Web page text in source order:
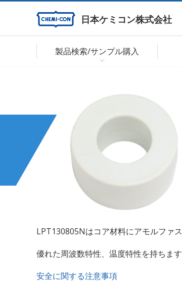
日本ケミコン株式会社
製品検索/サンプル購入
LPT130805Nはコア材料にアモルファ
優れた周波数特性、温度特性を持ちま
安全に関する注意事項